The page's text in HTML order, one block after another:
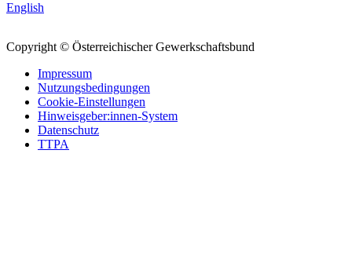
English
Copyright © Österreichischer Gewerkschaftsbund
Impressum
Nutzungsbedingungen
Cookie-Einstellungen
Hinweisgeber:innen-System
Datenschutz
TTPA